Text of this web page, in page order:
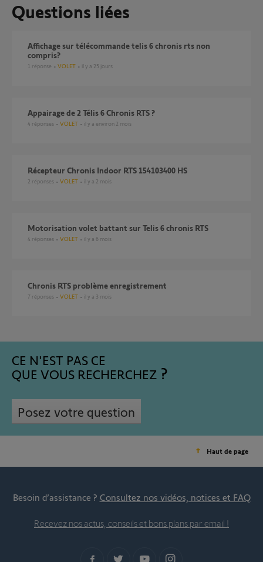
Questions liées
Affichage sur télécommande telis 6 chronis rts non
compris?
1 réponse VOLET il y a 25 jours
Appairage de 2 Télis 6 Chronis RTS ?
4 réponses VOLET il y a environ 2 mois
Récepteur Chronis Indoor RTS 154103400 HS
2 réponses VOLET il y a 2 mois
Motorisation volet battant sur Telis 6 chronis RTS
4 réponses VOLET il y a 6 mois
Chronis RTS problème enregistrement
7 réponses VOLET il y a 3 mois
CE N'EST PAS CE
QUE VOUS RECHERCHEZ
Posez votre question
Haut de page
Besoin d’assistance ? Consultez nos vidéos, notices et FAQ
Recevez nos actus, conseils et bons plans par email !